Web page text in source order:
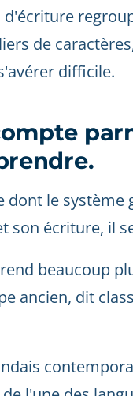
d'écriture
de
difficile.
dont le
son écriture, il
beaucoup
ancien, dit